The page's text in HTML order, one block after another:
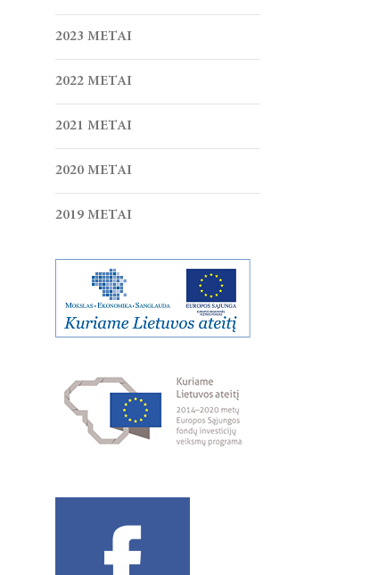
2023 METAI
2022 METAI
2021 METAI
2020 METAI
2019 METAI